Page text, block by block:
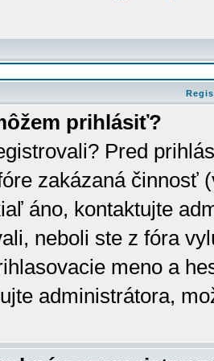
prihlásiť?
Pred
zakázaná činnosť
áno, kontaktujte
neboli ste z fóra
meno a
administrátora,